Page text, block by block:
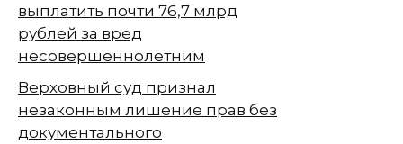
выплатить почти 76,7 млрд
рублей за вред
несовершеннолетним
Верховный суд признал
незаконным лишение прав без
документального